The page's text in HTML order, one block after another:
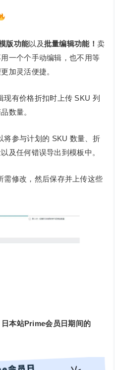
版功能以及批量编辑功能！ 卖
一个个手动编辑，也不用等
加灵活便捷。
有价格折扣时上传 SKU 列
数量。
将参与计划的 SKU 数量、折
及任何错误导出到模板中。
需修改，然后保存并上传这些
本站Prime会员日期间的